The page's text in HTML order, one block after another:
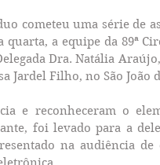
cometeu uma série de
a equipe da 89ª
Dra. Natália
Jardel Filho, no São João
e reconheceram o
foi levado para a
na audiência